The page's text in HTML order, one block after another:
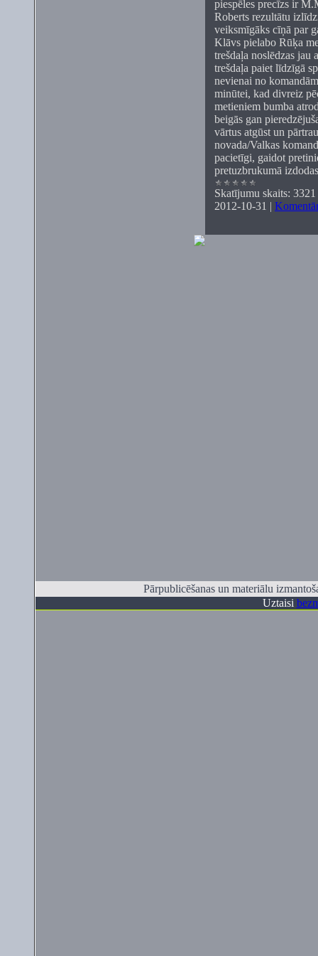
piespēles precīzs ir
Roberts rezultātu
veiksmīgāks cīņā par
Klāvs pielabo Rūķa
trešdaļa noslēdzas jau
trešdaļa paiet līdzīgā
nevienai no
minūtei, kad divreiz
metieniem bumba
beigās gan
vārtus atgūst un
novada/Valkas
pacietīgi, gaidot
pretuzbrukumā
Skatījumu skaits: 3321
2012-10-31 |
Pārpublicēšanas un materiālu
Uztaisi